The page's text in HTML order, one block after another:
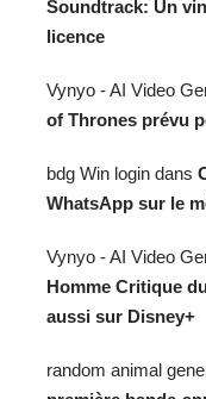
Soundtrack: Un
licence
Vynyo - AI Video
of Thrones prévu
bdg Win login dans
WhatsApp sur le
Vynyo - AI Video
Homme Critique
aussi sur Disney+
random animal